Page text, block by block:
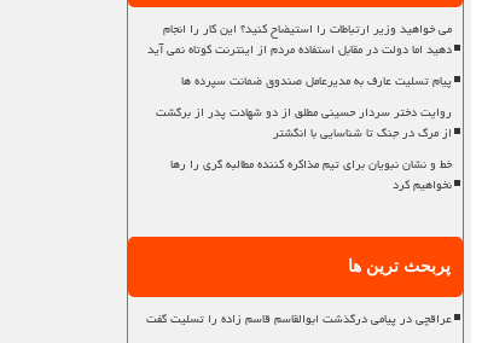
می خواهید وزیر ارتباطات را استیضاح کنید؟ این کار را انجام
دهید اما دولت در مقابل استفاده مردم از اینترنت کوتاه نمی آید
پیام تسلیت عارف به مدیرعامل صندوق ضمانت سپرده ها
روایت دختر سردار حسینی مطلق از دو شهادت پدر از برگشت
از مرگ در جنگ تا شناسایی با انگشتر
خط و نشان نبویان برای تیم مذاکره کننده مطالبه گری را رها
نخواهیم کرد
پربحث ترین ها
عراقچی در پیامی درگذشت ابوالقاسم قاسم زاده را تسلیت گفت